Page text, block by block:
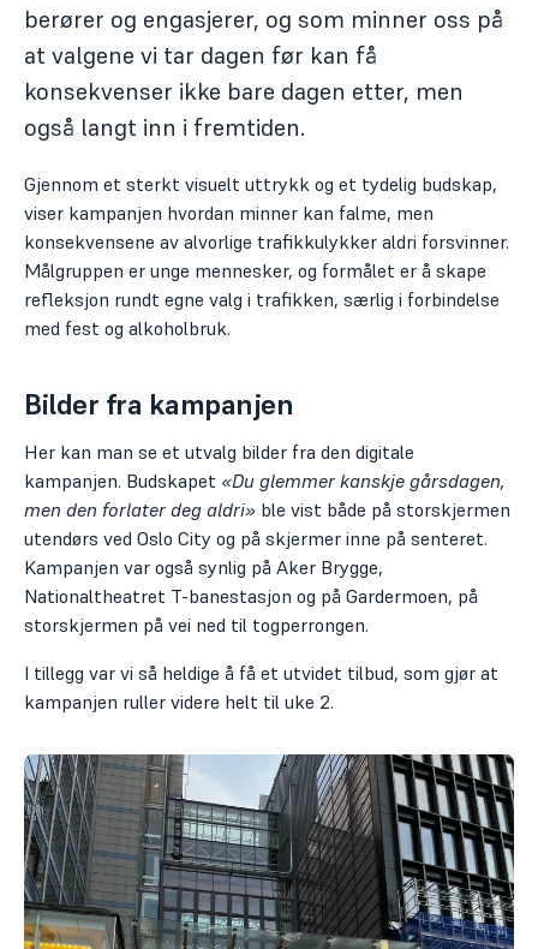
berører og engasjerer, og som minner oss på
at valgene vi tar dagen før kan få
konsekvenser ikke bare dagen etter, men
også langt inn i fremtiden.
Gjennom et sterkt visuelt uttrykk og et tydelig budskap,
viser kampanjen hvordan minner kan falme, men
konsekvensene av alvorlige trafikkulykker aldri forsvinner.
Målgruppen er unge mennesker, og formålet er å skape
refleksjon rundt egne valg i trafikken, særlig i forbindelse
med fest og alkoholbruk.
Bilder fra kampanjen
Her kan man se et utvalg bilder fra den digitale
kampanjen. Budskapet «Du glemmer kanskje gårsdagen,
men den forlater deg aldri» ble vist både på storskjermen
utendørs ved Oslo City og på skjermer inne på senteret.
Kampanjen var også synlig på Aker Brygge,
Nationaltheatret T-banestasjon og på Gardermoen, på
storskjermen på vei ned til togperrongen.
I tillegg var vi så heldige å få et utvidet tilbud, som gjør at
kampanjen ruller videre helt til uke 2.